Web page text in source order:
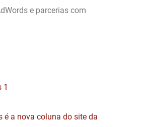
e parcerias com
é a nova coluna do site da